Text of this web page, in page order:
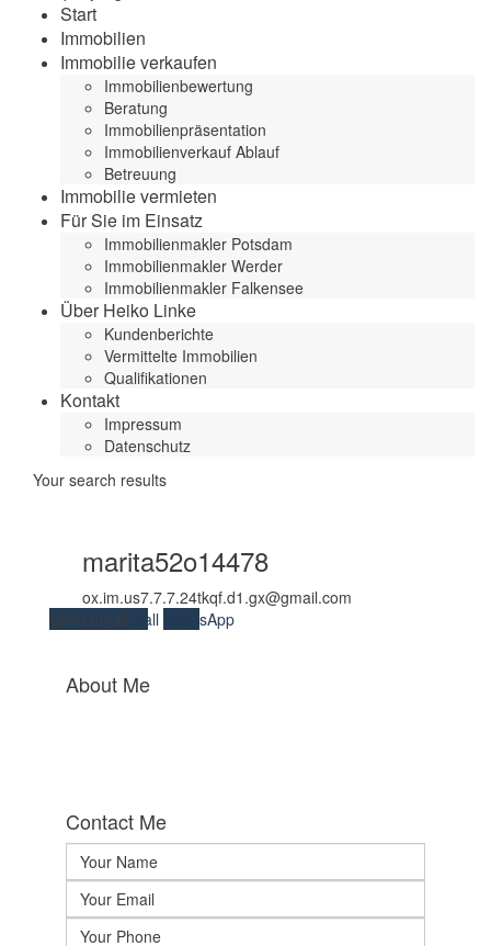
Start
Immobilien
Immobilie verkaufen
Immobilienbewertung
Beratung
Immobilienpräsentation
Immobilienverkauf Ablauf
Betreuung
Immobilie vermieten
Für Sie im Einsatz
Immobilienmakler Potsdam
Immobilienmakler Werder
Immobilienmakler Falkensee
Über Heiko Linke
Kundenberichte
Vermittelte Immobilien
Qualifikationen
Kontakt
Impressum
Datenschutz
Your search results
marita52o14478
ox.im.us7.7.7.24tkqf.d1.gx@gmail.com
Send Email
Call WhatsApp
About Me
Contact Me